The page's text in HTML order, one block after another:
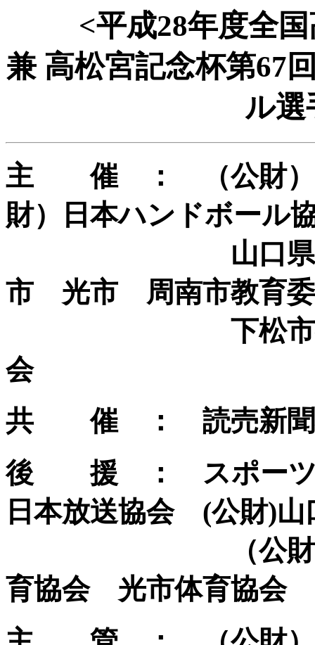
<平成28年度全
兼 高松宮記念杯第67
ル選
主 催 ： （公財）
財）日本ハンドボール
山口県教育委
市 光市 周南市教育
下松市教育委
会
共 催 ： 読売新聞
後 援 ： スポーツ
日本放送協会 (公財)山
（公財）周南
育協会 光市体育協会